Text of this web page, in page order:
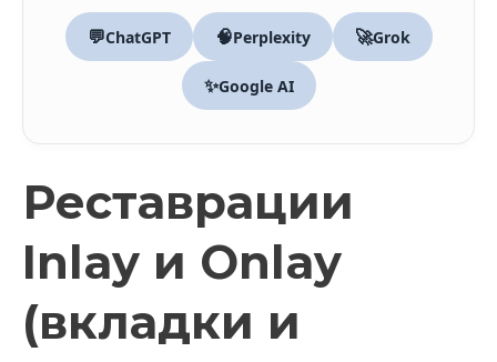
💬ChatGPT 🧠Perplexity 🚀Grok
✨Google AI
Реставрации
Inlay и Onlay
(вкладки и